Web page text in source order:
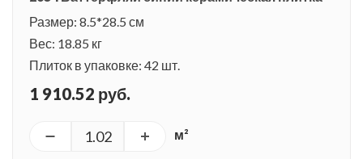
Размер: 8.5*28.5 см
Вес: 18.85 кг
Плиток в упаковке: 42 шт.
1 910.52 руб.
м²